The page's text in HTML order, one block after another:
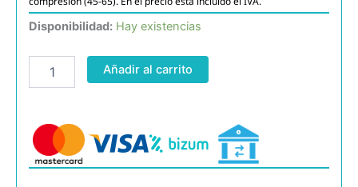
Disponibilidad: Hay existencias
Srixon
333
cantidad
Añadir al carrito